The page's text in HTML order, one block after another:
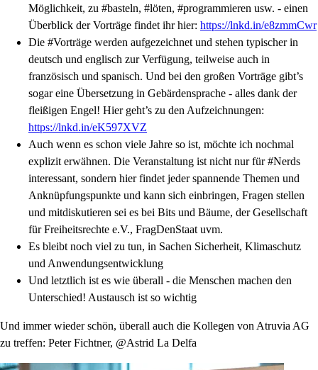
Möglichkeit, zu #basteln, #löten, #programmieren usw. - einen
Überblick der Vorträge findet ihr hier: https://lnkd.in/e8zmmCwr
Die #Vorträge werden aufgezeichnet und stehen typischer in
deutsch und englisch zur Verfügung, teilweise auch in
französisch und spanisch. Und bei den großen Vorträge gibt’s
sogar eine Übersetzung in Gebärdensprache - alles dank der
fleißigen Engel! Hier geht’s zu den Aufzeichnungen:
https://lnkd.in/eK597XVZ
Auch wenn es schon viele Jahre so ist, möchte ich nochmal
explizit erwähnen. Die Veranstaltung ist nicht nur für #Nerds
interessant, sondern hier findet jeder spannende Themen und
Anknüpfungspunkte und kann sich einbringen, Fragen stellen
und mitdiskutieren sei es bei Bits und Bäume, der Gesellschaft
für Freiheitsrechte e.V., FragDenStaat uvm.
Es bleibt noch viel zu tun, in Sachen Sicherheit, Klimaschutz
und Anwendungsentwicklung
Und letztlich ist es wie überall - die Menschen machen den
Unterschied! Austausch ist so wichtig
Und immer wieder schön, überall auch die Kollegen von Atruvia AG
zu treffen: Peter Fichtner, @Astrid La Delfa